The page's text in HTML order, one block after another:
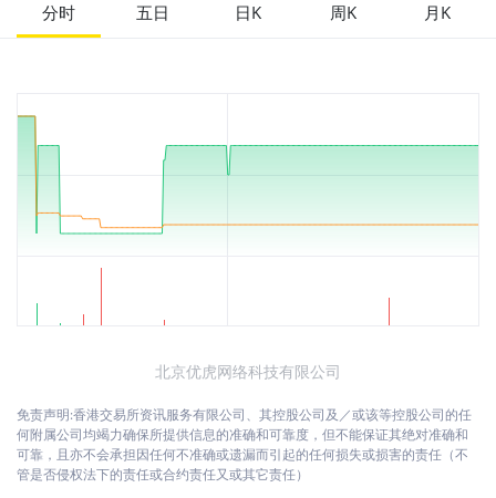
52周最高
1.880 市盈率
-10.30
股息
分时 五日 日K 周K 月K
北京优虎网络科技有限公司
免责声明:香港交易所资讯服务有限公司、其控股公司及／或该等控股公司的任
何附属公司均竭力确保所提供信息的准确和可靠度，但不能保证其绝对准确和
可靠，且亦不会承担因任何不准确或遗漏而引起的任何损失或损害的责任（不
管是否侵权法下的责任或合约责任又或其它责任）